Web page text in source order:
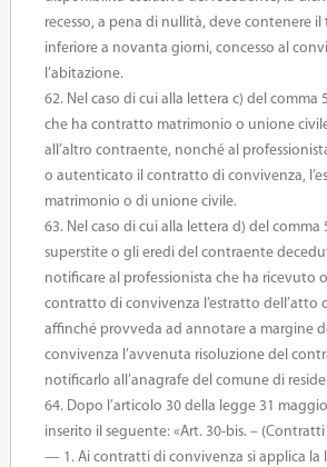
recesso, a pena di nullità, deve contenere il
inferiore a novanta giorni, concesso al
l’abitazione.
62. Nel caso di cui alla lettera c) del comma
che ha contratto matrimonio o unione
all’altro contraente, nonché al
o autenticato il contratto di convivenza,
matrimonio o di unione civile.
63. Nel caso di cui alla lettera d) del comma
superstite o gli eredi del contraente
notificare al professionista che ha ricevuto
contratto di convivenza l’estratto dell’atto
affinché provveda ad annotare a margine
convivenza l’avvenuta risoluzione del
notificarlo all’anagrafe del comune di
64. Dopo l’articolo 30 della legge 31
inserito il seguente: «Art. 30-bis. –
— 1. Ai contratti di convivenza si applica la